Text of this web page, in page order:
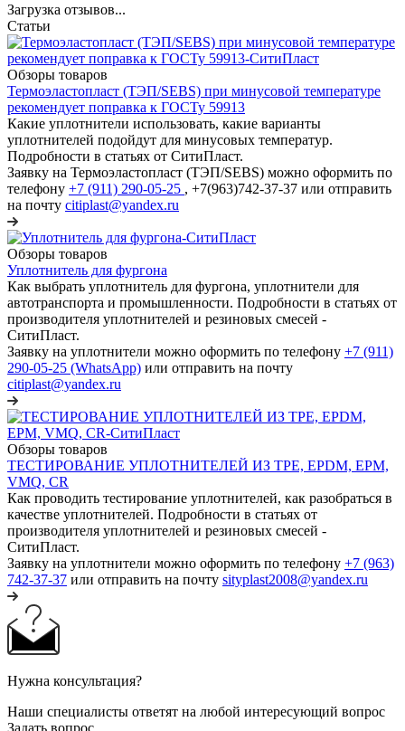
Загрузка отзывов...
Статьи
Обзоры товаров
Термоэластопласт (ТЭП/SEBS) при минусовой температуре
рекомендует поправка к ГОСТу 59913
Какие уплотнители использовать, какие варианты
уплотнителей подойдут для минусовых температур.
Подробности в статьях от СитиПласт.
Заявку на Термоэластопласт (ТЭП/SEBS) можно оформить по
телефону +7 (911) 290-05-25 , +7(963)742-37-37 или отправить
на почту citiplast@yandex.ru
Обзоры товаров
Уплотнитель для фургона
Как выбрать уплотнитель для фургона, уплотнители для
автотранспорта и промышленности. Подробности в статьях от
производителя уплотнителей и резиновых смесей -
СитиПласт.
Заявку на уплотнители можно оформить по телефону +7 (911)
290-05-25 (WhatsApp) или отправить на почту
citiplast@yandex.ru
Обзоры товаров
ТЕСТИРОВАНИЕ УПЛОТНИТЕЛЕЙ ИЗ TPE, EPDM, EPM,
VMQ, CR
Как проводить тестирование уплотнителей, как разобраться в
качестве уплотнителей. Подробности в статьях от
производителя уплотнителей и резиновых смесей -
СитиПласт.
Заявку на уплотнители можно оформить по телефону +7 (963)
742-37-37 или отправить на почту sityplast2008@yandex.ru
Нужна консультация?
Наши специалисты ответят на любой интересующий вопрос
Задать вопрос